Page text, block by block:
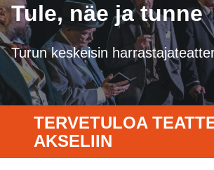
Tule, näe ja tunne
Turun keskeisin
TERVETULOA
AKSELIIN